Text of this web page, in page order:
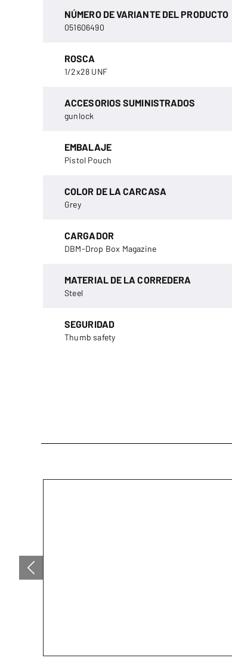
NÚMERO DE VARIANTE DEL PRODUCTO
051606490
ROSCA
1/2x28 UNF
ACCESORIOS SUMINISTRADOS
gunlock
EMBALAJE
Pistol Pouch
COLOR DE LA CARCASA
Grey
CARGADOR
DBM-Drop Box Magazine
MATERIAL DE LA CORREDERA
Steel
SEGURIDAD
Thumb safety